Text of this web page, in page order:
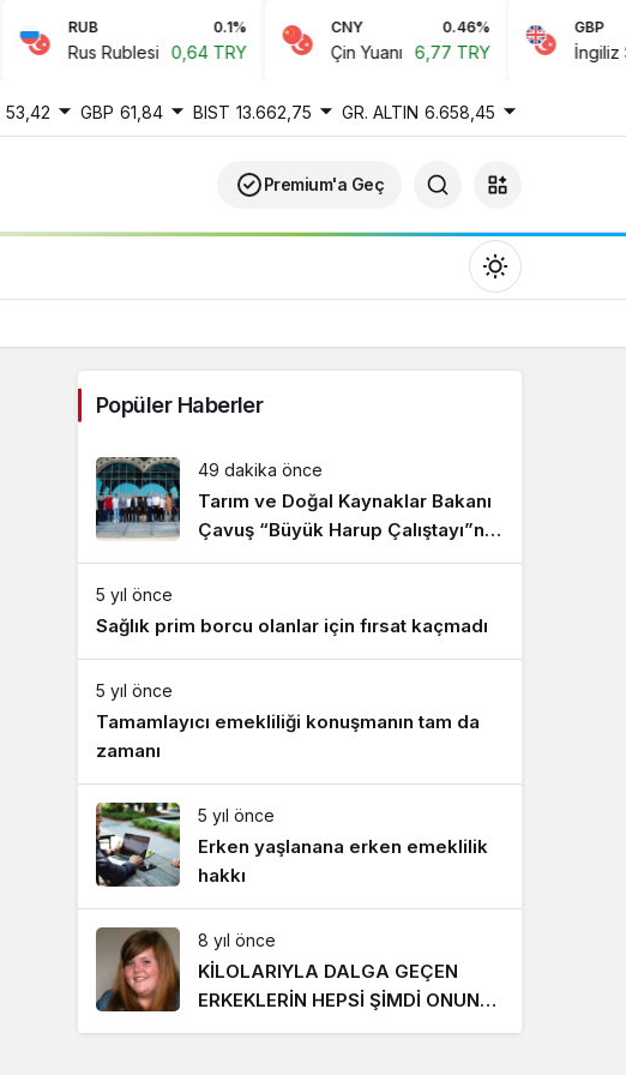
RUB 0.1%
Rus Rublesi 0,64 TRY
CNY 0.46%
Çin Yuanı 6,77 TRY
GBP
İngiliz
53,42 GBP 61,84 BIST 13.662,75 GR. ALTIN 6.658,45
Premium'a Geç
Gündüz modunu seçin.
Popüler Haberler
49 dakika önce
Tarım ve Doğal Kaynaklar Bakanı
Çavuş “Büyük Harup Çalıştayı”na
katıldı
5 yıl önce
Sağlık prim borcu olanlar için fırsat kaçmadı
5 yıl önce
Tamamlayıcı emekliliği konuşmanın tam da
zamanı
5 yıl önce
Erken yaşlanana erken emeklilik
hakkı
8 yıl önce
KİLOLARIYLA DALGA GEÇEN
ERKEKLERİN HEPSİ ŞİMDİ ONUN
PEŞİNDE! SON HALİ İNANILMAZ